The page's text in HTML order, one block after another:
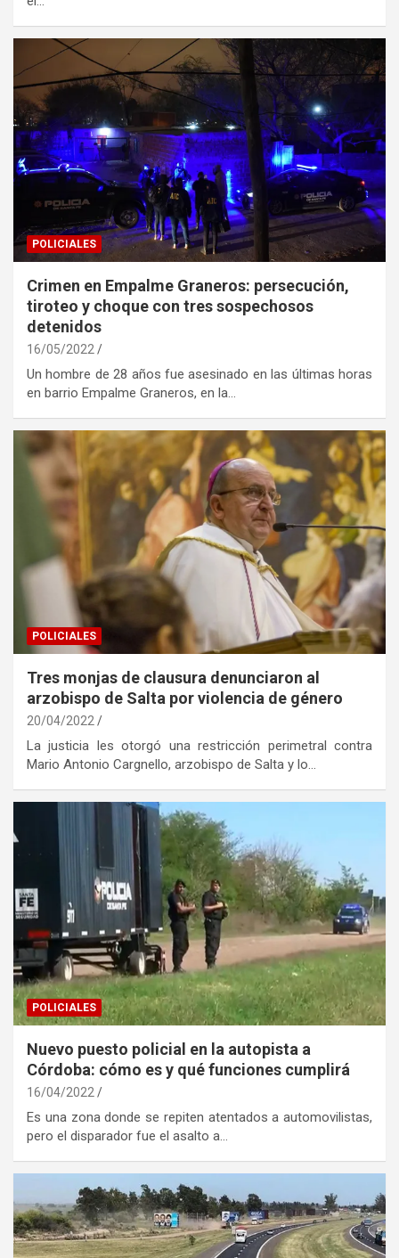
POLICIALES
Crimen en Empalme Graneros: persecución,
tiroteo y choque con tres sospechosos
detenidos
16/05/2022
Un hombre de 28 años fue asesinado en las últimas horas
en barrio Empalme Graneros, en la…
POLICIALES
Tres monjas de clausura denunciaron al
arzobispo de Salta por violencia de género
20/04/2022
La justicia les otorgó una restricción perimetral contra
Mario Antonio Cargnello, arzobispo de Salta y lo…
POLICIALES
Nuevo puesto policial en la autopista a
Córdoba: cómo es y qué funciones cumplirá
16/04/2022
Es una zona donde se repiten atentados a automovilistas,
pero el disparador fue el asalto a…